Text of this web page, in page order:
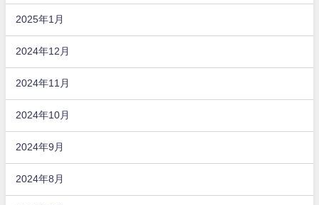
2025年1月
2024年12月
2024年11月
2024年10月
2024年9月
2024年8月